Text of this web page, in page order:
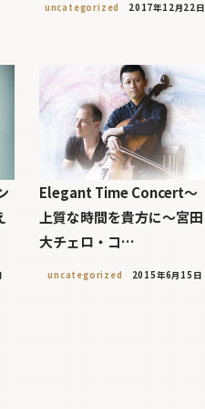
uncategorized 2017年12月22日
Elegant Time Concert〜
上質な時間を貴方に〜宮田
大チェロ・コ…
uncategorized 2015年6月15日